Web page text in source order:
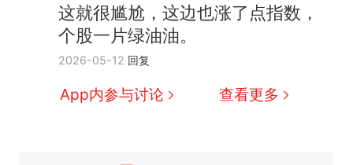
这就很尴尬，这边也涨了点指数，
个股一片绿油油。
2026-05-12 回复
App内参与讨论 查看更多